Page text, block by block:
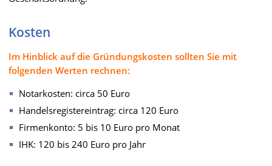
Kosten
Im Hinblick auf die Gründungskosten sollten Sie mit
folgenden Werten rechnen:
Notarkosten: circa 50 Euro
Handelsregistereintrag: circa 120 Euro
Firmenkonto: 5 bis 10 Euro pro Monat
IHK: 120 bis 240 Euro pro Jahr